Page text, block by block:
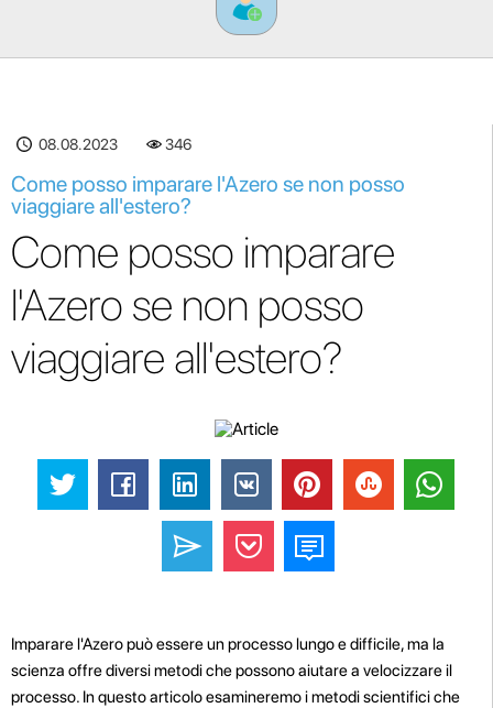
08.08.2023 346
Come posso imparare l'Azero se non posso
viaggiare all'estero?
Come posso imparare
l'Azero se non posso
viaggiare all'estero?
Imparare l'Azero può essere un processo lungo e difficile, ma la
scienza offre diversi metodi che possono aiutare a velocizzare il
processo. In questo articolo esamineremo i metodi scientifici che